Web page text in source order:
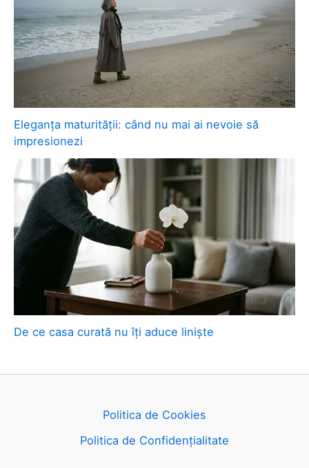
Eleganța maturității: când nu mai ai nevoie să
impresionezi
De ce casa curată nu îți aduce liniște
Politica de Cookies
Politica de Confidențialitate